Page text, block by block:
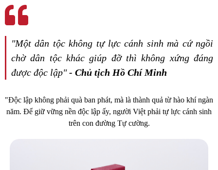
"Một dân tộc không tự lực cánh sinh mà cứ ngồi
chờ dân tộc khác giúp đỡ thì không xứng đáng
được độc lập"- Chủ tịch Hồ Chí Minh
"Độc lập không phải quà ban phát, mà là thành quả từ hào khí ngàn
năm. Để giữ vững nền độc lập ấy, người Việt phải tự lực cánh sinh
trên con đường Tự cường.